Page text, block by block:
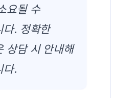
요될 수
다. 정확한
상담 시 안내해
다.